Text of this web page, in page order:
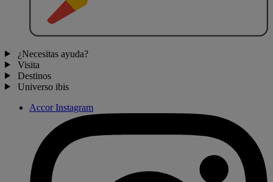
¿Necesitas ayuda?
Visita
Destinos
Universo ibis
Accor Instagram